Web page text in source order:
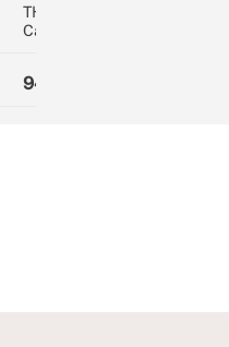
THERA RETRO
Cafetière expresso
94,95